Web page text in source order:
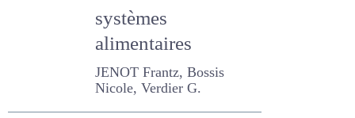
systèmes
alimentaires
JENOT Frantz, Bossis
Nicole, Verdier G.